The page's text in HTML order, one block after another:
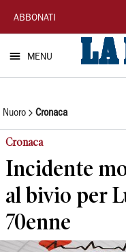
La
Nuova
Sardegna
ABBONATI
MENU
Nuoro Cronaca
Cronaca
Incidente
al bivio per
70enne